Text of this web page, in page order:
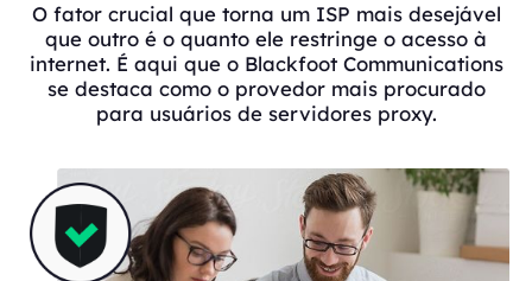
O fator crucial que torna um ISP mais desejável
que outro é o quanto ele restringe o acesso à
internet. É aqui que o Blackfoot Communications
se destaca como o provedor mais procurado
para usuários de servidores proxy.